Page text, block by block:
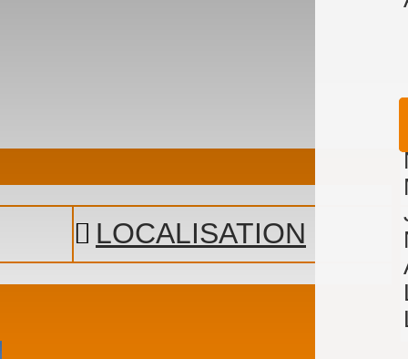
LOCALISATION